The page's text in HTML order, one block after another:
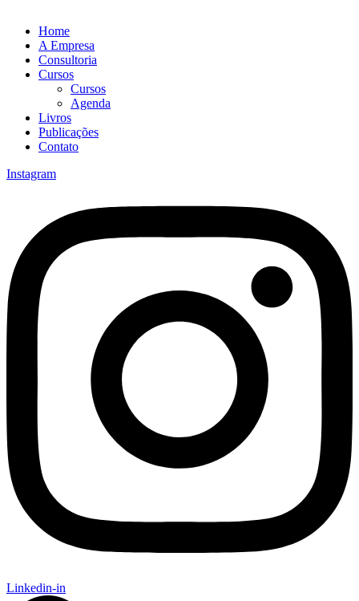
Home
A Empresa
Consultoria
Cursos
Cursos
Agenda
Livros
Publicações
Contato
Instagram
Linkedin-in